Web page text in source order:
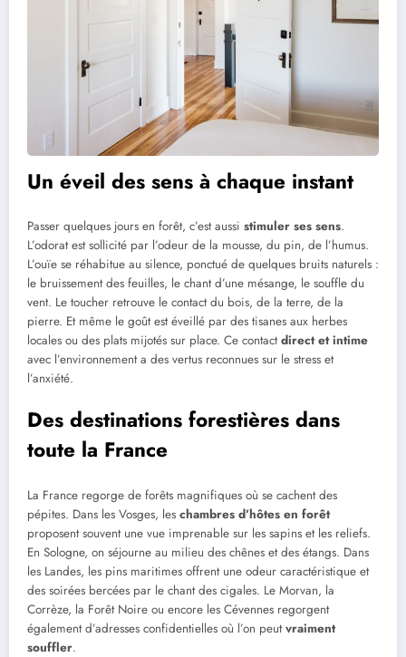
Un éveil des sens à chaque instant
Passer quelques jours en forêt, c’est aussi stimuler ses sens.
L’odorat est sollicité par l’odeur de la mousse, du pin, de l’humus.
L’ouïe se réhabitue au silence, ponctué de quelques bruits naturels :
le bruissement des feuilles, le chant d’une mésange, le souffle du
vent. Le toucher retrouve le contact du bois, de la terre, de la
pierre. Et même le goût est éveillé par des tisanes aux herbes
locales ou des plats mijotés sur place. Ce contactdirect et intime
avec l’environnement a des vertus reconnues sur le stress et
l’anxiété.
Des destinations forestières dans
toute la France
La France regorge de forêts magnifiques où se cachent des
pépites. Dans les Vosges, les chambres d’hôtes en forêt
proposent souvent une vue imprenable sur les sapins et les reliefs.
En Sologne, on séjourne au milieu des chênes et des étangs. Dans
les Landes, les pins maritimes offrent une odeur caractéristique et
des soirées bercées par le chant des cigales. Le Morvan, la
Corrèze, la Forêt Noire ou encore les Cévennes regorgent
également d’adresses confidentielles où l’on peutvraiment
souffler.